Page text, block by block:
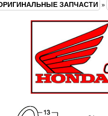
ЗАПЧАСТИ »